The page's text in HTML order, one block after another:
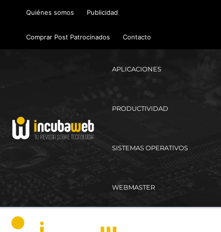
Quiénes somos Publicidad
Comprar Post Patrocinados Contacto
APLICACIONES
PRODUCTIVIDAD
SISTEMAS OPERATIVOS
WEBMASTER